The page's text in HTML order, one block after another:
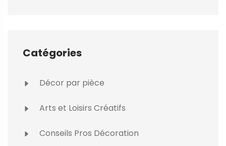
Catégories
Décor par pièce
Arts et Loisirs Créatifs
Conseils Pros Décoration